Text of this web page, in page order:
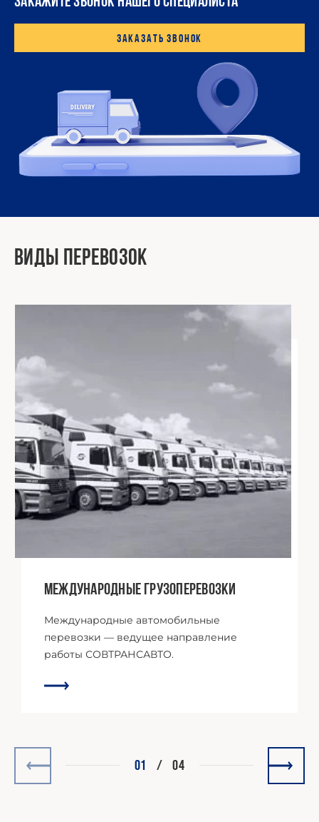
Заказать звонок
Виды перевозок
Международные грузоперевозки
Международные автомобильные
перевозки — ведущее направление
работы СОВТРАНСАВТО.
01 / 04